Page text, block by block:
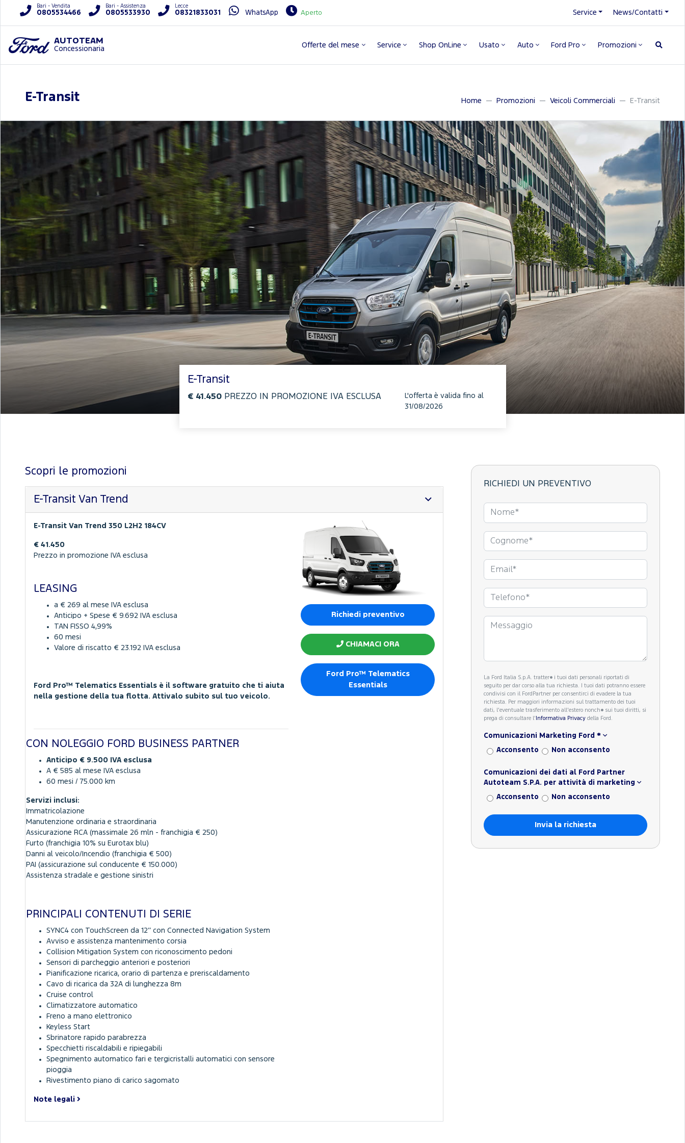
Bari - Vendita
0805534466
Bari - Assistenza
0805533930
Lecce
08321833031 WhatsApp Aperto Service News/Contatti
AUTOTEAM
Concessionaria Offerte del mese Service Shop OnLine Usato Auto Ford Pro Promozioni
E-Transit Home Promozioni Veicoli Commerciali E-Transit
E-Transit
€ 41.450 PREZZO IN PROMOZIONE IVA ESCLUSA
L'offerta è valida fino al
31/08/2026
Scopri le promozioni
E-Transit Van Trend
Richiedi preventivo
CHIAMACI ORA
Ford Pro™ Telematics
Essentials
E-Transit Van Trend 350 L2H2 184CV
€ 41.450
Prezzo in promozione IVA esclusa
LEASING
a € 269 al mese IVA esclusa
Anticipo + Spese € 9.692 IVA esclusa
TAN FISSO 4,99%
60 mesi
Valore di riscatto € 23.192 IVA esclusa
Ford Pro™ Telematics Essentials è il software gratuito che ti aiuta
nella gestione della tua flotta. Attivalo subito sul tuo veicolo.
CON NOLEGGIO FORD BUSINESS PARTNER
Anticipo € 9.500 IVA esclusa
A € 585 al mese IVA esclusa
60 mesi / 75.000 km
Servizi inclusi:
Immatricolazione
Manutenzione ordinaria e straordinaria
Assicurazione RCA (massimale 26 mln - franchigia € 250)
Furto (franchigia 10% su Eurotax blu)
Danni al veicolo/Incendio (franchigia € 500)
PAI (assicurazione sul conducente € 150.000)
Assistenza stradale e gestione sinistri
PRINCIPALI CONTENUTI DI SERIE
SYNC4 con TouchScreen da 12’’ con Connected Navigation System
Avviso e assistenza mantenimento corsia
Collision Mitigation System con riconoscimento pedoni
Sensori di parcheggio anteriori e posteriori
Pianificazione ricarica, orario di partenza e preriscaldamento
Cavo di ricarica da 32A di lunghezza 8m
Cruise control
Climatizzatore automatico
Freno a mano elettronico
Keyless Start
Sbrinatore rapido parabrezza
Specchietti riscaldabili e ripiegabili
Spegnimento automatico fari e tergicristalli automatici con sensore
pioggia
Rivestimento piano di carico sagomato
Note legali
RICHIEDI UN PREVENTIVO
La Ford Italia S.p.A. tratter� i tuoi dati personali riportati di
seguito per dar corso alla tua richiesta. I tuoi dati potranno essere
condivisi con il FordPartner per consentirci di evadere la tua
richiesta. Per maggiori informazioni sul trattamento dei tuoi
dati, l'eventuale trasferimento all'estero nonch� sui tuoi diritti, si
prega di consultare l' Informativa Privacydella Ford.
Comunicazioni Marketing Ford *
Acconsento Non acconsento
Comunicazioni dei dati al Ford Partner
Autoteam S.P.A. per attività di marketing
Acconsento Non acconsento